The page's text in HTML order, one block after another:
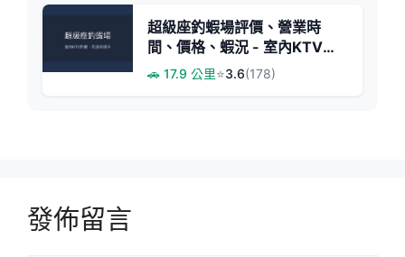
超級座釣蝦場評價、營業時
間、價格、蝦況 - 室內KTV釣
蝦體驗
🚗 17.9 公里⭐3.6(178)
發佈留言